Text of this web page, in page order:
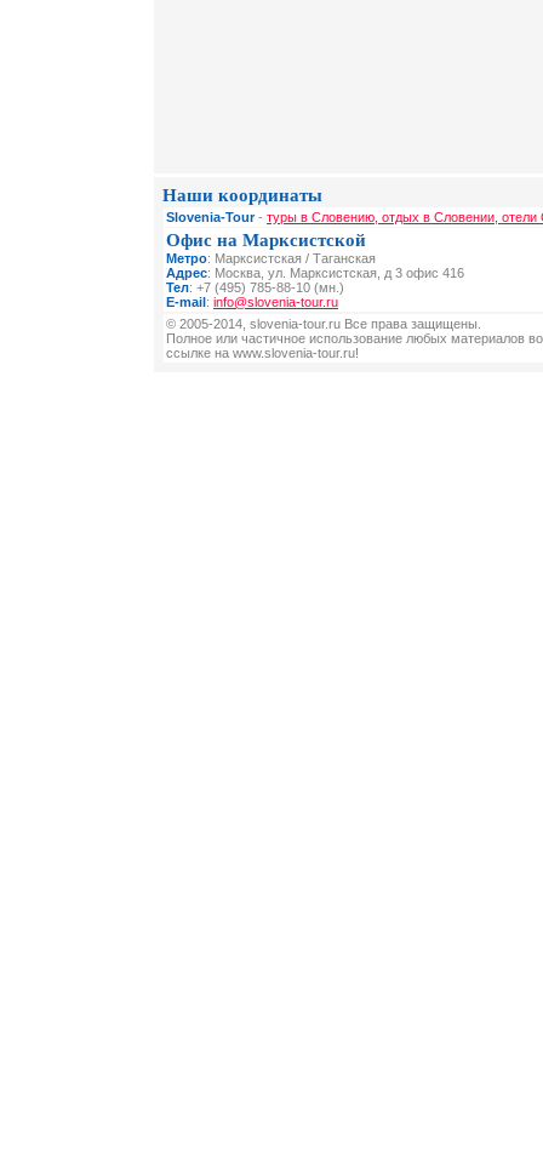
Наши координаты
Slovenia-Tour- туры в Словению, отдых в Словении,
Офис на Марксистской
Метро: Марксистская / Таганская
Адрес: Москва, ул. Марксистская, д 3 офис 416
Тел: +7 (495) 785-88-10 (мн.)
E-mail: info@slovenia-tour.ru
© 2005-2014, slovenia-tour.ru Все права защищены.
Полное или частичное использование любых материалов
ссылке на www.slovenia-tour.ru!